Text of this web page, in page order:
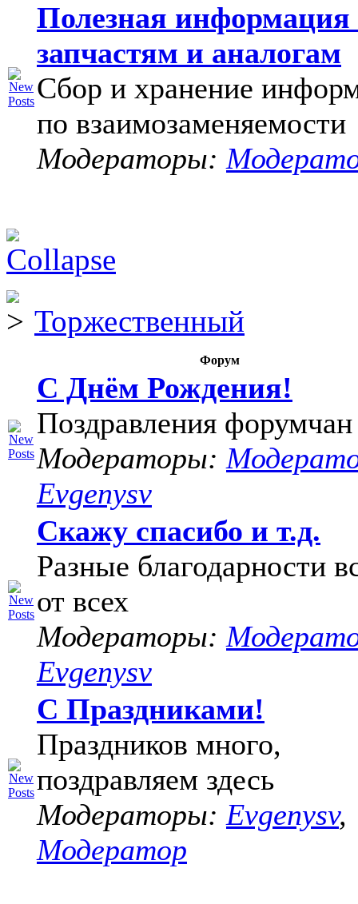
Полезная информация
запчастям и аналогам
Сбор и хранение
по взаимозаменяемости
Модераторы:
Торжественный
Форум
С Днём Рождения!
Поздравления форумчан
Модераторы:
Evgenysv
Скажу спасибо и т.д.
Разные благодарности
от всех
Модераторы:
Evgenysv
С Праздниками!
Праздников много,
поздравляем здесь
Модераторы: Evgenysv,
Модератор